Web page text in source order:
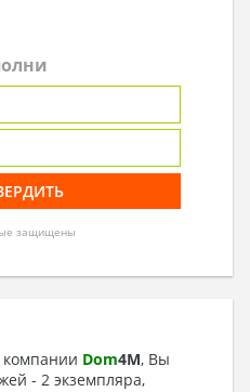
защищены
компании Dom4M, Вы
- 2 экземпляра,